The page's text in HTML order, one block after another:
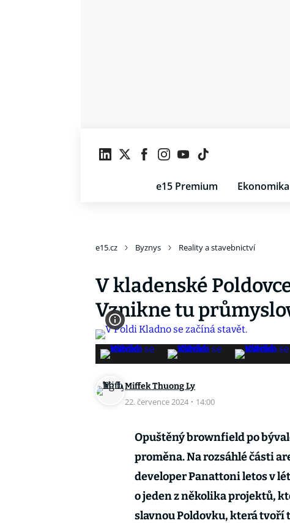
e15 Premium Ekonomika
e15.cz Byznys Reality a stavebnictví
V kladenské
Vznikne tu
Miffek Thuong Ly
22. července 2024 · 14:00
Opuštěný brownfield po
proměna. Na rozsáhlé části
developer Panattoni letos v
o jeden z několika projektů,
slavnou Poldovku, která tvoří